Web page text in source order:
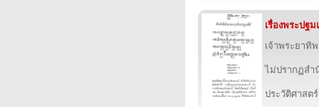
เรื่องพระปฐม
เจ้าพระยาทิ
ไม่ปรากฏส
ประวัติศาสต